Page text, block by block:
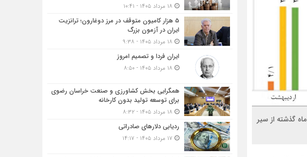
بر اساس داده‌های مرکز آمار کشور، رشد نرخ تورم سالانه در مقابل کاهش نرخ تورم نقطه‌به‌نقطه در 8 ماه گذشته از سیر
5 هزار کامیون متوقف در مرز دوغارون؛ ترانزیت
ایران در آزمون بزرگ
ایران فردا و تصمیم امروز
همگرایی بخش کشاورزی و صنعت خراسان رضوی
برای توسعه تولید بدون کارخانه
ردیابی دلارهای صادراتی